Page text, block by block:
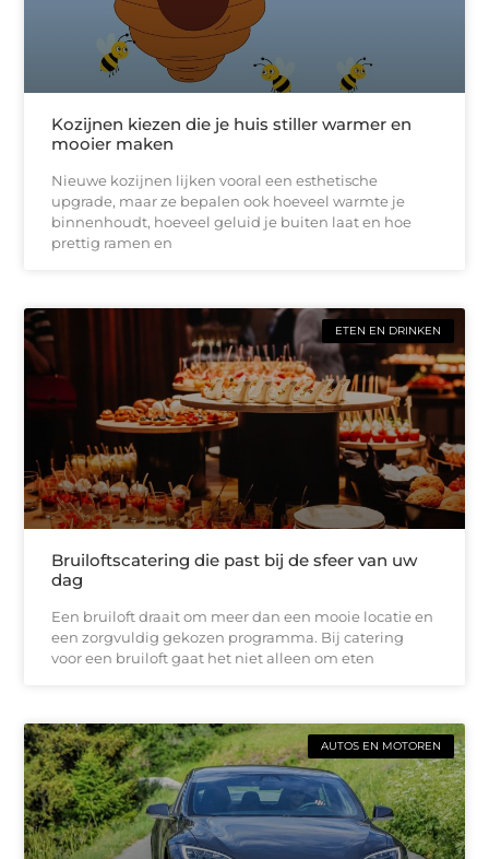
Kozijnen kiezen die je huis stiller warmer en
mooier maken
Nieuwe kozijnen lijken vooral een esthetische
upgrade, maar ze bepalen ook hoeveel warmte je
binnenhoudt, hoeveel geluid je buiten laat en hoe
prettig ramen en
ETEN EN DRINKEN
Bruiloftscatering die past bij de sfeer van uw
dag
Een bruiloft draait om meer dan een mooie locatie en
een zorgvuldig gekozen programma. Bij catering
voor een bruiloft gaat het niet alleen om eten
AUTOS EN MOTOREN